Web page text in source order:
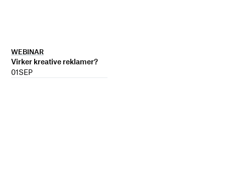
WEBINAR
Virker kreative reklamer?
01SEP